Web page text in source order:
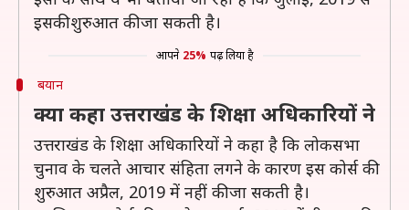
इसकी शुरुआत की जा सकती है।
आपने 25% पढ़ लिया है
बयान
क्या कहा उत्तराखंड के शिक्षा अधिकारियों ने
उत्तराखंड के शिक्षा अधिकारियों ने कहा है कि लोकसभा
चुनाव के चलते आचार संहिता लगने के कारण इस कोर्स की
शुरुआत अप्रैल, 2019 में नहीं की जा सकती है।